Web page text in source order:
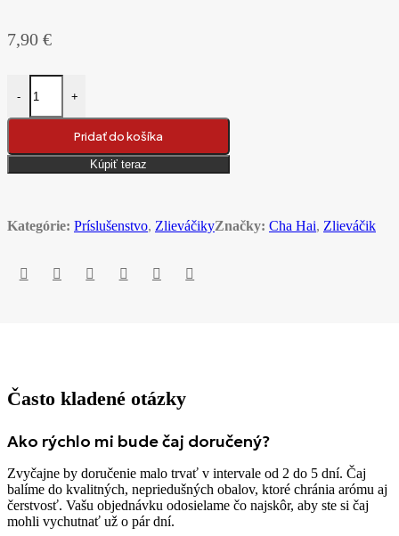
7,90 €
-
množstvo Zlieváčik – 330 ml – keramika
+
Pridať do košíka
Kúpiť teraz
Kategórie: Príslušenstvo, ZlieváčikyZnačky: Cha Hai, Zlieváčik
Často kladené otázky
Ako rýchlo mi bude čaj doručený?
Zvyčajne by doručenie malo trvať v intervale od 2 do 5 dní. Čaj
balíme do kvalitných, nepriedušných obalov, ktoré chránia arómu aj
čerstvosť. Vašu objednávku odosielame čo najskôr, aby ste si čaj
mohli vychutnať už o pár dní.